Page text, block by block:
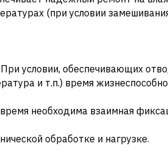
(при условии
условии, обеспечивающих
и т.п.) время
необходима взаимная
обработке и нагрузке.